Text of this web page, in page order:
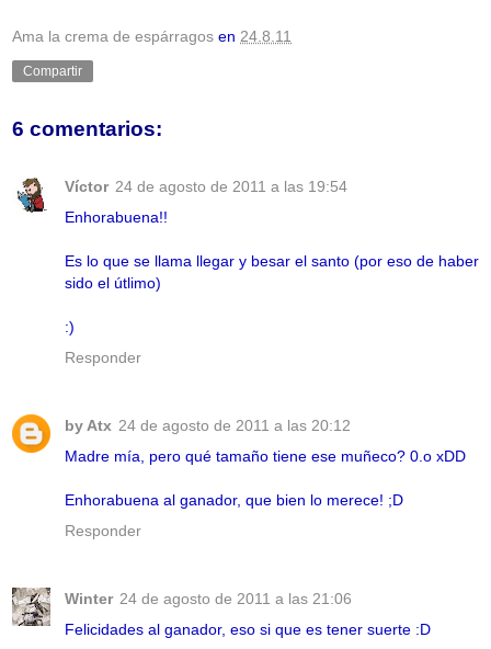
Ama la crema de espárragos en 24.8.11
Compartir
6 comentarios:
Víctor 24 de agosto de 2011 a las 19:54
Enhorabuena!!
Es lo que se llama llegar y besar el santo (por eso de haber
sido el útlimo)
:)
Responder
by Atx 24 de agosto de 2011 a las 20:12
Madre mía, pero qué tamaño tiene ese muñeco? 0.o xDD
Enhorabuena al ganador, que bien lo merece! ;D
Responder
Winter 24 de agosto de 2011 a las 21:06
Felicidades al ganador, eso si que es tener suerte :D